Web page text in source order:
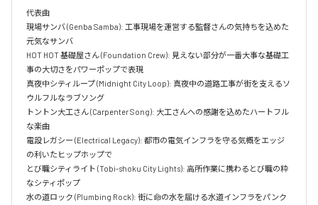
代表曲
現場サンバ (Genba Samba): 工事現場を運営する監督さんの気持ちを込めた
元気なサンバ
HOT HOT 基礎屋さん (Foundation Crew): 見えない部分が一番大事な基礎工
事の大切さをパワーポップで表現
真夜中シティループ (Midnight City Loop): 真夜中の道路工事が街を支えるソ
ウルフルなラブソング
トントン大工さん (Carpenter Song): 大工さんへの感謝を込めたハートフル
な楽曲
電設レガシー (Electrical Legacy): 都市の電気インフラを守る気概をエッジ
の利いたヒップホップで
とび職シティライト (Tobi-shoku City Lights): 高所作業に携わるとび職の粋
なシティポップ
水の道ロック (Plumbing Rock): 街に命の水を届ける水道インフラをパンク